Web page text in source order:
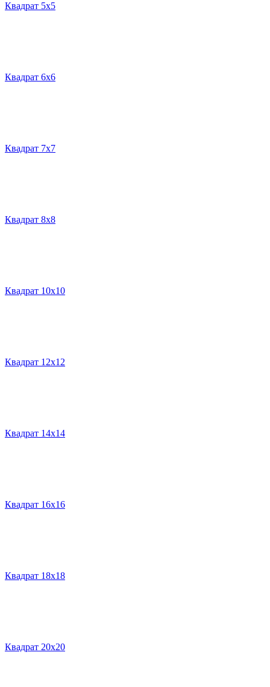
Квадрат 5х5
Квадрат 6х6
Квадрат 7х7
Квадрат 8х8
Квадрат 10х10
Квадрат 12х12
Квадрат 14х14
Квадрат 16х16
Квадрат 18х18
Квадрат 20х20